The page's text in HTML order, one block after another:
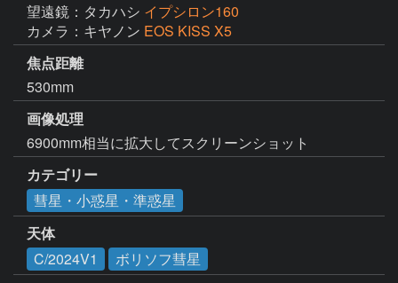
望遠鏡：タカハシ イプシロン160
カメラ：キヤノン EOS KISS X5
焦点距離
530mm
画像処理
6900mm相当に拡大してスクリーンショット
カテゴリー
彗星・小惑星・準惑星
天体
C/2024V1
ボリソフ彗星